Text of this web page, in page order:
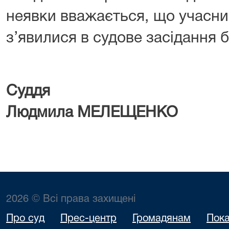
неявки вважається, що
з’явилися в судове
Людмила МЕЛЕЩЕНКО
2026 © Всі права захищені
Про суд Прес-центр Громадянам